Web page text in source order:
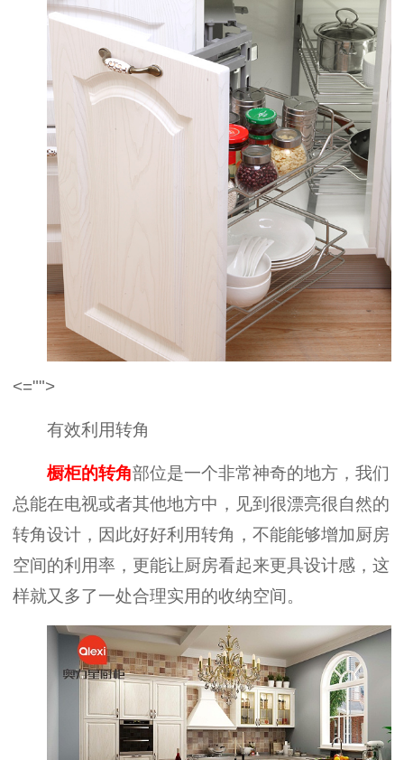
<="">
有效利用转角
橱柜的转角部位是一个非常神奇的地方，我们
总能在电视或者其他地方中，见到很漂亮很自然的
转角设计，因此好好利用转角，不能能够增加厨房
空间的利用率，更能让厨房看起来更具设计感，这
样就又多了一处合理实用的收纳空间。